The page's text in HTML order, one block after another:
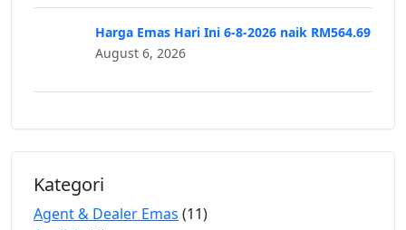
Harga Emas Hari Ini 6-8-2026 naik RM564.69
August 6, 2026
Kategori
Agent & Dealer Emas (11)